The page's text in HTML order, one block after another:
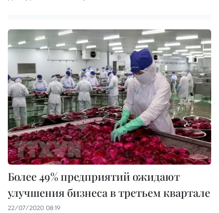
Более 49% предприятий ожидают
улучшения бизнеса в третьем квартале
22/07/2020 08:19